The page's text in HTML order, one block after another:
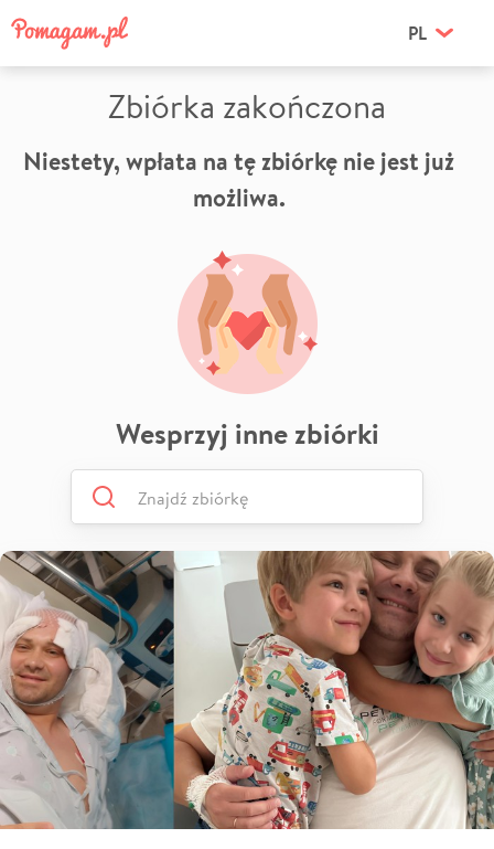
PL
Zbiórka zakończona
Niestety, wpłata na tę zbiórkę nie jest już
możliwa.
Wesprzyj inne zbiórki